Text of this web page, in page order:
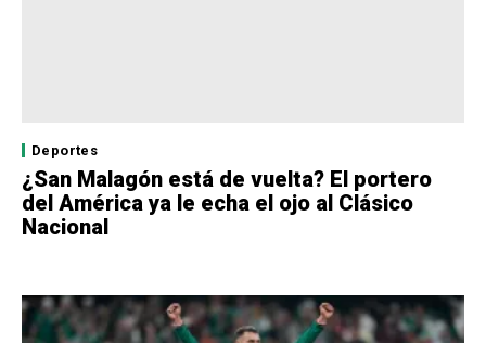
Deportes
¿San Malagón está de vuelta? El portero
del América ya le echa el ojo al Clásico
Nacional